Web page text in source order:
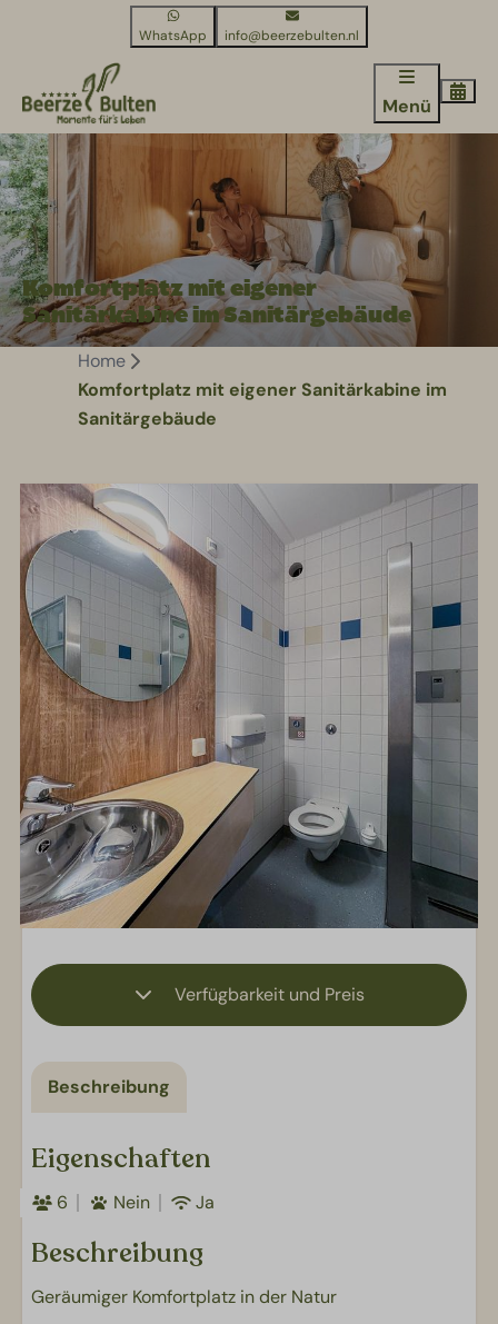
WhatsApp info@beerzebulten.nl
Menü
Komfortplatz mit eigener
Sanitärkabine im Sanitärgebäude
Home
Komfortplatz mit eigener Sanitärkabine im
Sanitärgebäude
Verfügbarkeit und Preis
Beschreibung
Eigenschaften
6 Nein Ja
Beschreibung
Geräumiger Komfortplatz in der Natur